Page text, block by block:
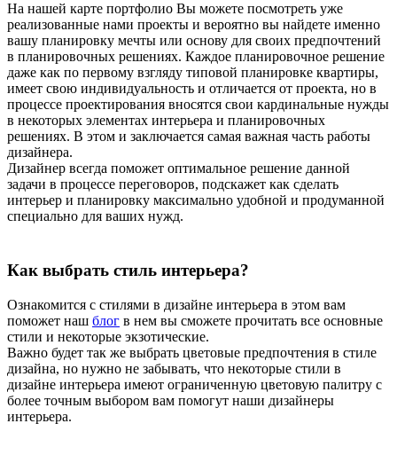
На нашей карте портфолио Вы можете посмотреть уже
реализованные нами проекты и вероятно вы найдете именно
вашу планировку мечты или основу для своих предпочтений
в планировочных решениях. Каждое планировочное решение
даже как по первому взгляду типовой планировке квартиры,
имеет свою индивидуальность и отличается от проекта, но в
процессе проектирования вносятся свои кардинальные нужды
в некоторых элементах интерьера и планировочных
решениях. В этом и заключается самая важная часть работы
дизайнера.
Дизайнер всегда поможет оптимальное решение данной
задачи в процессе переговоров, подскажет как сделать
интерьер и планировку максимально удобной и продуманной
специально для ваших нужд.
Как выбрать стиль интерьера?
Ознакомится с стилями в дизайне интерьера в этом вам
поможет наш блог в нем вы сможете прочитать все основные
стили и некоторые экзотические.
Важно будет так же выбрать цветовые предпочтения в стиле
дизайна, но нужно не забывать, что некоторые стили в
дизайне интерьера имеют ограниченную цветовую палитру с
более точным выбором вам помогут наши дизайнеры
интерьера.